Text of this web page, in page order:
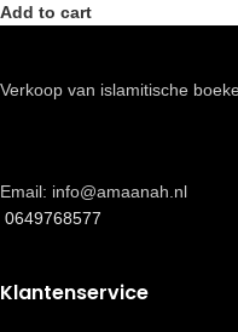
Add to cart
Verkoop van islamitische
Email: info@amaanah.nl
0649768577
Klantenservice